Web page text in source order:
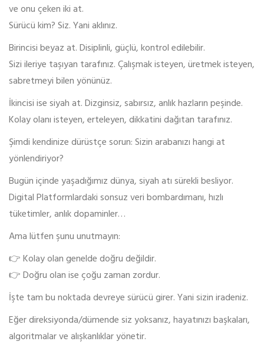
ve onu çeken iki at.
Sürücü kim? Siz. Yani aklınız.
Birincisi beyaz at. Disiplinli, güçlü, kontrol edilebilir.
Sizi ileriye taşıyan tarafınız. Çalışmak isteyen, üretmek isteyen,
sabretmeyi bilen yönünüz.
İkincisi ise siyah at. Dizginsiz, sabırsız, anlık hazların peşinde.
Kolay olanı isteyen, erteleyen, dikkatini dağıtan tarafınız.
Şimdi kendinize dürüstçe sorun: Sizin arabanızı hangi at
yönlendiriyor?
Bugün içinde yaşadığımız dünya, siyah atı sürekli besliyor.
Digital Platformlardaki sonsuz veri bombardımanı, hızlı
tüketimler, anlık dopaminler…
Ama lütfen şunu unutmayın:
👉 Kolay olan genelde doğru değildir.
👉 Doğru olan ise çoğu zaman zordur.
İşte tam bu noktada devreye sürücü girer. Yani sizin iradeniz.
Eğer direksiyonda/dümende siz yoksanız, hayatınızı başkaları,
algoritmalar ve alışkanlıklar yönetir.